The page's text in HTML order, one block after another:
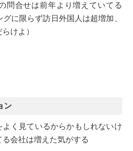
問合せは前年より増えていてる
グに限らず訪日外国人は超増加、
けよ）
ン
よく見ているからかもしれないけ
会社は増えた気がする